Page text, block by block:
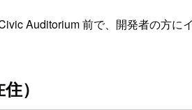
Auditorium 前で、開発者の方
）